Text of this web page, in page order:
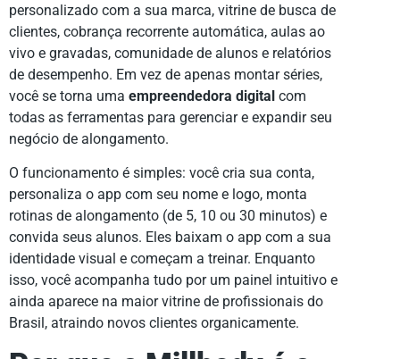
personalizado com a sua marca, vitrine de busca de
clientes, cobrança recorrente automática, aulas ao
vivo e gravadas, comunidade de alunos e relatórios
de desempenho. Em vez de apenas montar séries,
você se torna uma empreendedora digital com
todas as ferramentas para gerenciar e expandir seu
negócio de alongamento.
O funcionamento é simples: você cria sua conta,
personaliza o app com seu nome e logo, monta
rotinas de alongamento (de 5, 10 ou 30 minutos) e
convida seus alunos. Eles baixam o app com a sua
identidade visual e começam a treinar. Enquanto
isso, você acompanha tudo por um painel intuitivo e
ainda aparece na maior vitrine de profissionais do
Brasil, atraindo novos clientes organicamente.